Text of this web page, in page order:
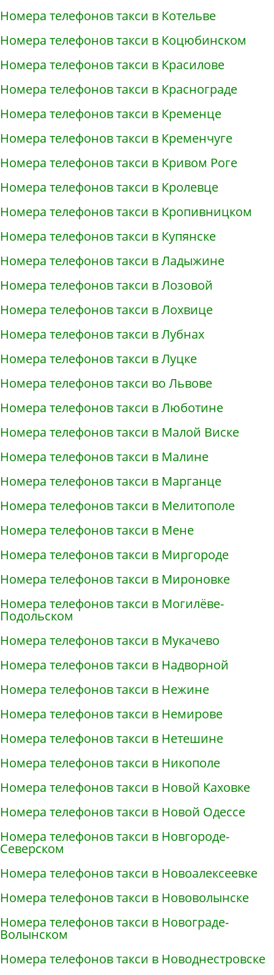
Номера телефонов такси в Котельве
Номера телефонов такси в Коцюбинском
Номера телефонов такси в Красилове
Номера телефонов такси в Краснограде
Номера телефонов такси в Кременце
Номера телефонов такси в Кременчуге
Номера телефонов такси в Кривом Роге
Номера телефонов такси в Кролевце
Номера телефонов такси в Кропивницком
Номера телефонов такси в Купянске
Номера телефонов такси в Ладыжине
Номера телефонов такси в Лозовой
Номера телефонов такси в Лохвице
Номера телефонов такси в Лубнах
Номера телефонов такси в Луцке
Номера телефонов такси во Львове
Номера телефонов такси в Люботине
Номера телефонов такси в Малой Виске
Номера телефонов такси в Малине
Номера телефонов такси в Марганце
Номера телефонов такси в Мелитополе
Номера телефонов такси в Мене
Номера телефонов такси в Миргороде
Номера телефонов такси в Мироновке
Номера телефонов такси в Могилёве-
Подольском
Номера телефонов такси в Мукачево
Номера телефонов такси в Надворной
Номера телефонов такси в Нежине
Номера телефонов такси в Немирове
Номера телефонов такси в Нетешине
Номера телефонов такси в Никополе
Номера телефонов такси в Новой Каховке
Номера телефонов такси в Новой Одессе
Номера телефонов такси в Новгороде-
Северском
Номера телефонов такси в Новоалексеевке
Номера телефонов такси в Нововолынске
Номера телефонов такси в Новограде-
Волынском
Номера телефонов такси в Новоднестровске